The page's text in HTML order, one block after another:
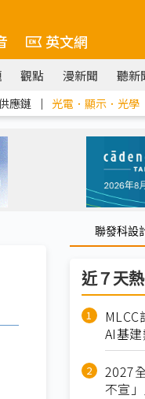
英文網
觀點 漫新聞 聽新
應鏈 ｜ 光電．顯示．光學
聯發科設
近７天
AI基
2027
不宣